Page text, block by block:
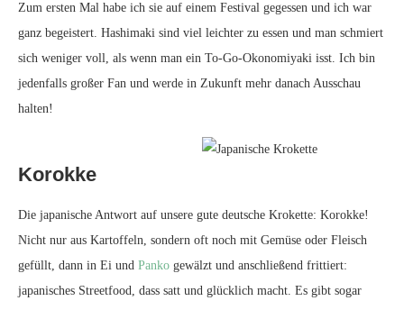
Zum ersten Mal habe ich sie auf einem Festival gegessen und ich war
ganz begeistert. Hashimaki sind viel leichter zu essen und man schmiert
sich weniger voll, als wenn man ein To-Go-Okonomiyaki isst. Ich bin
jedenfalls großer Fan und werde in Zukunft mehr danach Ausschau
halten!
Korokke
Die japanische Antwort auf unsere gute deutsche Krokette: Korokke!
Nicht nur aus Kartoffeln, sondern oft noch mit Gemüse oder Fleisch
gefüllt, dann in Ei und Panko gewälzt und anschließend frittiert:
japanisches Streetfood, dass satt und glücklich macht. Es gibt sogar